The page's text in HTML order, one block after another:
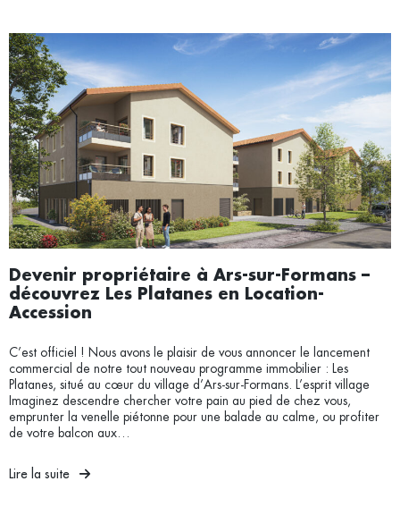
Devenir propriétaire à Ars-sur-Formans –
découvrez Les Platanes en Location-
Accession
C’est officiel ! Nous avons le plaisir de vous annoncer le lancement
commercial de notre tout nouveau programme immobilier : Les
Platanes, situé au cœur du village d’Ars-sur-Formans. L’esprit village
Imaginez descendre chercher votre pain au pied de chez vous,
emprunter la venelle piétonne pour une balade au calme, ou profiter
de votre balcon aux…
Lire la suite